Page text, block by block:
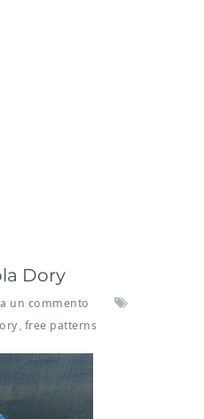
Dory
un commento
free patterns